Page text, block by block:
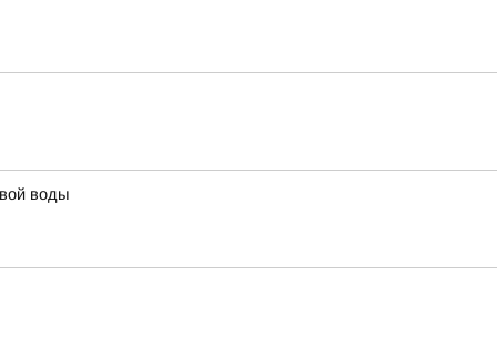
воды